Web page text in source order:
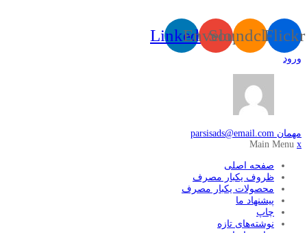
Flickr
Soundcloud
Envelope
Linkedin
ورود
مهمان parsisads@email.com
Main Menu x
صفحه اصلی
ظروف یکبار مصرف
محصولات یکبار مصرف
پیشنهاد ما
چاپ
نوشته‌های تازه